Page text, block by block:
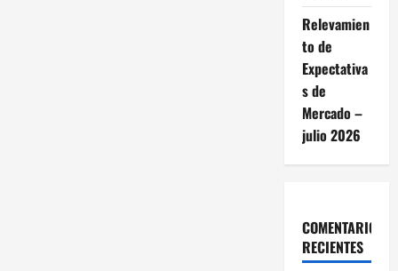
Relevamien
to de
Expectativa
s de
Mercado –
julio 2026
COMENTARIOS
RECIENTES